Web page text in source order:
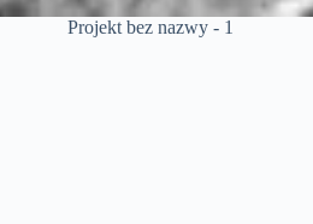
Projekt bez nazwy - 1